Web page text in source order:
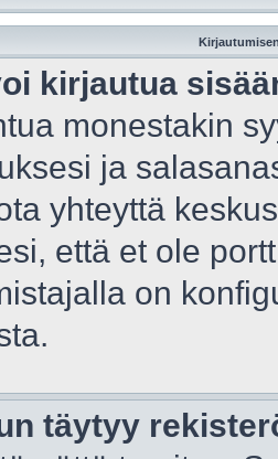
kirjautua
monestakin
ja
yhteyttä
että et ole
on
täytyy